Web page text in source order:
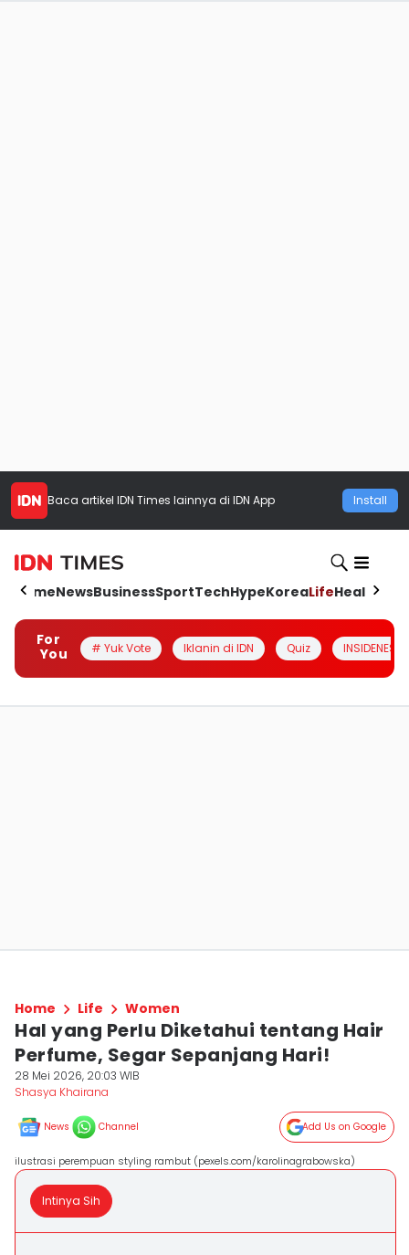
Baca artikel IDN Times lainnya di IDN App Install
HomeNewsBusinessSportTechHypeKoreaLifeHealth
For
You
# Yuk Vote Iklanin di IDN Quiz INSIDENESIA
Home Life Women
Hal yang Perlu Diketahui tentang Hair
Perfume, Segar Sepanjang Hari!
28 Mei 2026, 20:03 WIB
Shasya Khairana
News Channel Add Us on Google
ilustrasi perempuan styling rambut (pexels.com/karolinagrabowska)
Intinya Sih